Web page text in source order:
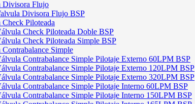
Divisora Flujo
Divisora Flujo BSP
Piloteada
Check Piloteada Doble BSP
Check Piloteada Simple BSP
Simple
Contrabalance Simple Pilotaje Externo 60LPM BSP
Contrabalance Simple Pilotaje Externo 120LPM BSP
Contrabalance Simple Pilotaje Externo 320LPM BSP
Contrabalance Simple Pilotaje Interno 60LPM BSP
Contrabalance Simple Pilotaje Interno 150LPM BSP